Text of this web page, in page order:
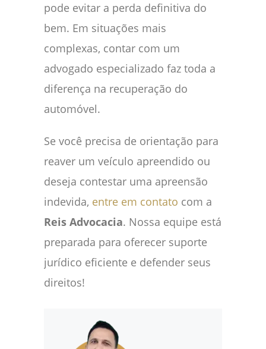
pode evitar a perda definitiva do
bem. Em situações mais
complexas, contar com um
advogado especializado faz toda a
diferença na recuperação do
automóvel.
Se você precisa de orientação para
reaver um veículo apreendido ou
deseja contestar uma apreensão
indevida, entre em contato com a
Reis Advocacia. Nossa equipe está
preparada para oferecer suporte
jurídico eficiente e defender seus
direitos!